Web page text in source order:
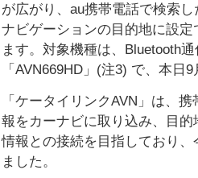
が広がり、au携帯電話で検索
ナビゲーションの目的地に設
ます。対象機種は、Bluetooth
「AVN669HD」(注3) で、本
「ケータイリンクAVN」は、
報をカーナビに取り込み、目
情報との接続を目指しており
ました。